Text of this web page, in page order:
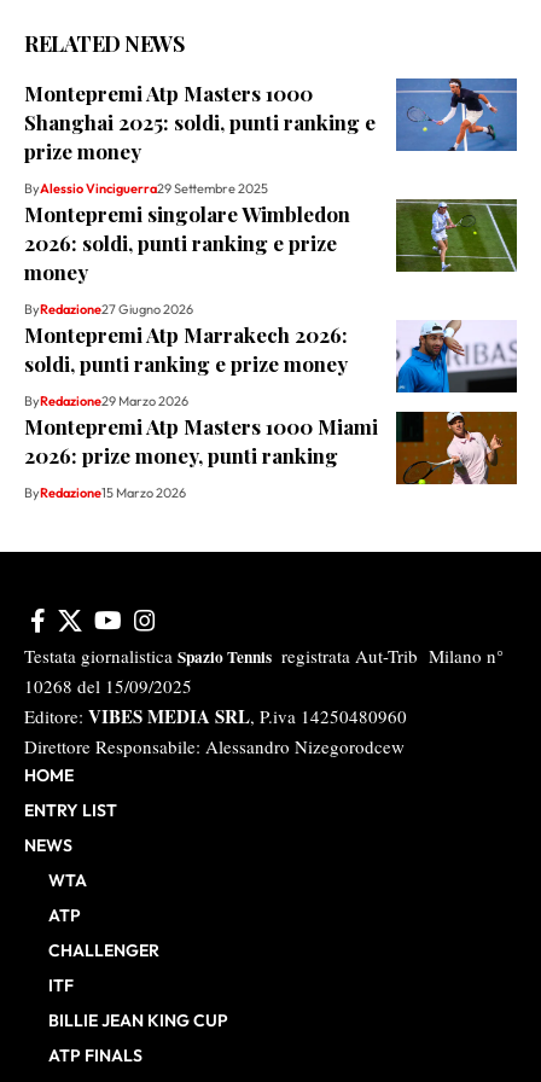
RELATED NEWS
Montepremi Atp Masters 1000
Shanghai 2025: soldi, punti ranking e
prize money
ByAlessio Vinciguerra29 Settembre 2025
Montepremi singolare Wimbledon
2026: soldi, punti ranking e prize
money
ByRedazione27 Giugno 2026
Montepremi Atp Marrakech 2026:
soldi, punti ranking e prize money
ByRedazione29 Marzo 2026
Montepremi Atp Masters 1000 Miami
2026: prize money, punti ranking
ByRedazione15 Marzo 2026
Testata giornalistica Spazio Tennis registrata Aut-Trib Milano n°
10268 del 15/09/2025
Editore: VIBES MEDIA SRL, P.iva 14250480960
Direttore Responsabile: Alessandro Nizegorodcew
HOME
ENTRY LIST
NEWS
WTA
ATP
CHALLENGER
ITF
BILLIE JEAN KING CUP
ATP FINALS